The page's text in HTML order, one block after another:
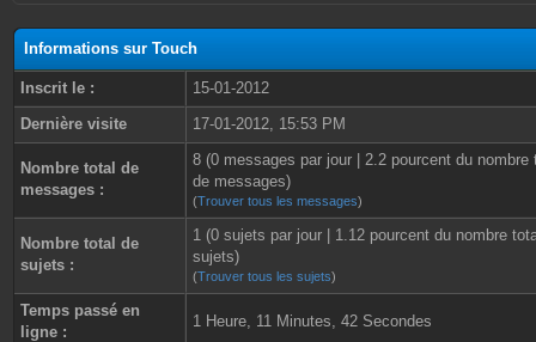
Informations sur Touch
Inscrit le :
15-01-2012
Dernière visite
17-01-2012, 15:53 PM
Nombre total de
messages :
8 (0 messages par jour | 2.2 pourcent du nombre
de messages)
(Trouver tous les messages)
Nombre total de
sujets :
1 (0 sujets par jour | 1.12 pourcent du nombre
sujets)
(Trouver tous les sujets)
Temps passé en
ligne :
1 Heure, 11 Minutes, 42 Secondes